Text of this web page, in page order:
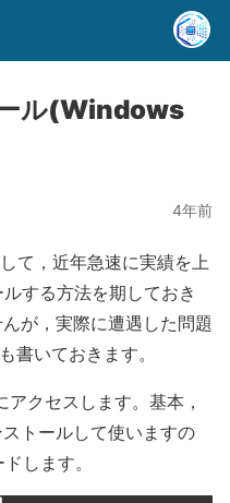
ル(Windows
4年前
て，近年急速に実績を上
する方法を期しておき
が，実際に遭遇した問題
書いておきます。
アクセスします。基本，
トールして使いますの
します。